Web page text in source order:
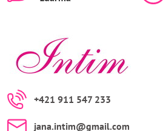
+421 911 547 233
jana​.intim​@gmail​.com